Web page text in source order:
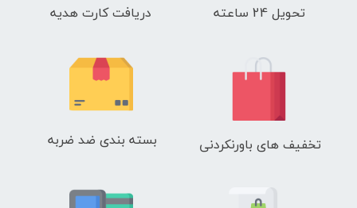
تحویل 24 ساعته دریافت کارت هدیه
تخفیف های باورنکردنی بسته بندی ضد ضربه